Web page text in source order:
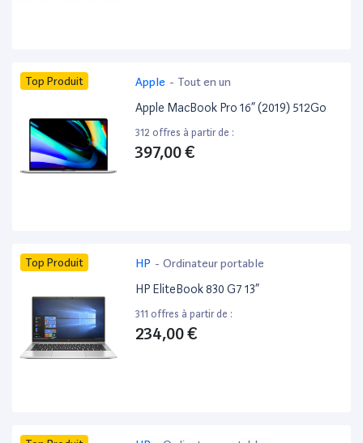
Top Produit Apple - Tout en un
Apple MacBook Pro 16” (2019) 512Go
312 offres à partir de :
397,00 €
Top Produit HP - Ordinateur portable
HP EliteBook 830 G7 13”
311 offres à partir de :
234,00 €